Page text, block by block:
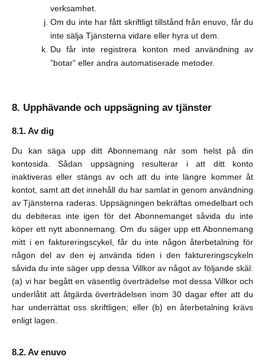
verksamhet.
Om du inte har fått skriftligt tillstånd från enuvo, får du
inte sälja Tjänsterna vidare eller hyra ut dem.
Du får inte registrera konton med användning av
”botar” eller andra automatiserade metoder.
Upphävande och uppsägning av tjänster
Av dig
Du kan säga upp ditt Abonnemang när som helst på din
kontosida. Sådan uppsägning resulterar i att ditt konto
inaktiveras eller stängs av och att du inte längre kommer åt
kontot, samt att det innehåll du har samlat in genom användning
av Tjänsterna raderas. Uppsägningen bekräftas omedelbart och
du debiteras inte igen för det Abonnemanget såvida du inte
köper ett nytt abonnemang. Om du säger upp ett Abonnemang
mitt i en faktureringscykel, får du inte någon återbetalning för
någon del av den ej använda tiden i den faktureringscykeln
såvida du inte säger upp dessa Villkor av något av följande skäl:
(a) vi har begått en väsentlig överträdelse mot dessa Villkor och
underlåtit att åtgärda överträdelsen inom 30 dagar efter att du
har underrättat oss skriftligen; eller (b) en återbetalning krävs
enligt lagen.
Av enuvo